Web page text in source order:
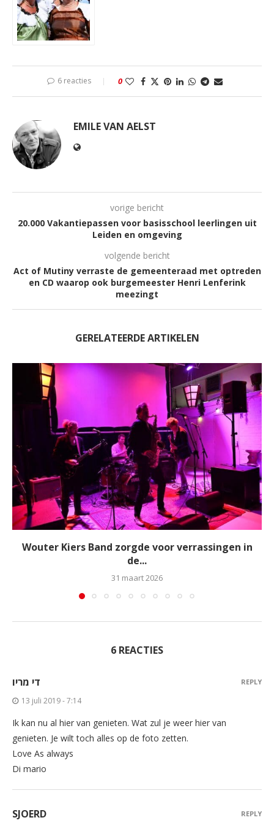
6 reacties 0
EMILE VAN AELST
vorige bericht
20.000 Vakantiepassen voor basisschool leerlingen uit
Leiden en omgeving
volgende bericht
Act of Mutiny verraste de gemeenteraad met optreden
en CD waarop ook burgemeester Henri Lenferink
meezingt
GERELATEERDE ARTIKELEN
Wouter Kiers Band zorgde voor verrassingen in
de...
31 maart 2026
6 REACTIES
די מריו
13 juli 2019 - 7:14
Ik kan nu al hier van genieten. Wat zul je weer hier van
genieten. Je wilt toch alles op de foto zetten.
Love As always
Di mario
REPLY
SJOERD REPLY